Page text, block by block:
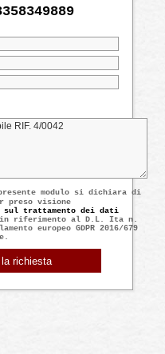
modulo si dichiara di
preso visione
sul trattamento dei dati
riferimento al D.L. Ita n.
europeo GDPR 2016/679